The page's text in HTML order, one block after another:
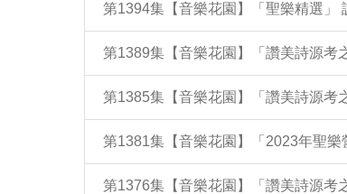
第1394集【音樂花園】「聖樂精選」
第1389集【音樂花園】「讚美詩源考
第1385集【音樂花園】「讚美詩源考
第1381集【音樂花園】「2023年聖
第1376集【音樂花園】「讚美詩源考